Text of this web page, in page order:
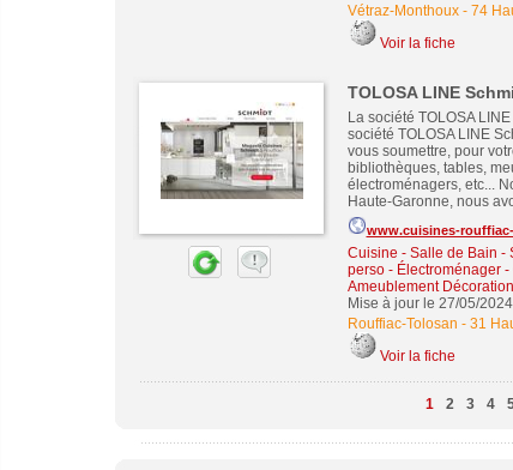
Vétraz-Monthoux- 74
Voir la fiche
TOLOSA LINE
La société TOLOSA
société TOLOSA LINE
vous soumettre, pour
bibliothèques, tables,
électroménagers, etc...
Haute-Garonne, nous
www.cuisines-
Cuisine - Salle de Bain -
perso- Électroménager
Ameublement
Mise à jour le 27/05/2024
Rouffiac-Tolosan - 31
Voir la fiche
1 2 3 4